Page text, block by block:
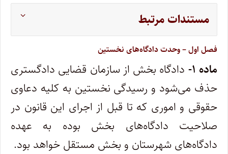
مستندات مرتبط
فصل اول – وحدت دادگاه‌های نخستین
‌ماده ۱- دادگاه بخش از سازمان قضایی دادگستری
حذف می‌شود و رسیدگی نخستین به کلیه دعاوی
حقوقی و اموری که تا قبل از اجرای این قانون در
صلاحیت دادگاه‌های بخش بوده به عهده
دادگاه‌های شهرستان و بخش مستقل خواهد بود.